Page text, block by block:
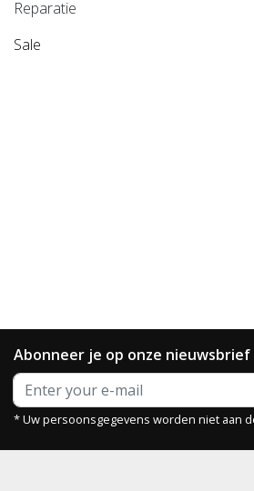
Reparatie
Sale
Abonneer je op onze nieuwsbrief
* Uw persoonsgegevens worden niet aan